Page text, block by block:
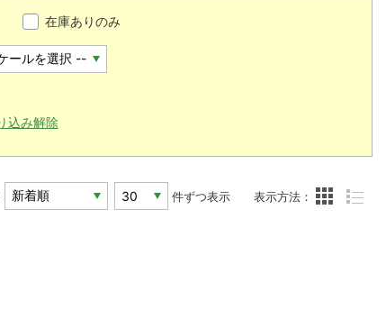
在庫ありのみ
込み解除
件ずつ表示 表示方法：